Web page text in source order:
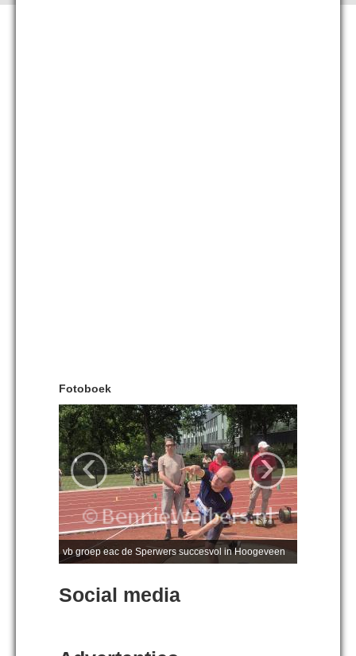
Fotoboek
vb groep eac de Sperwers succesvol in Hoogeveen
‹ ›
Social media